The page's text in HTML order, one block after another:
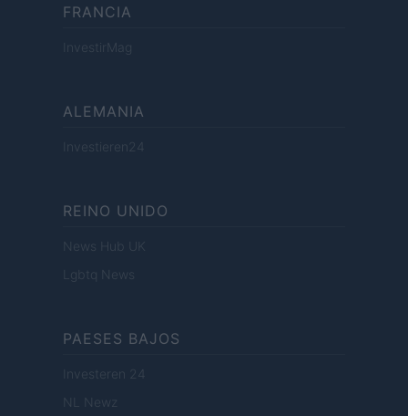
FRANCIA
InvestirMag
ALEMANIA
Investieren24
REINO UNIDO
News Hub UK
Lgbtq News
PAESES BAJOS
Investeren 24
NL Newz